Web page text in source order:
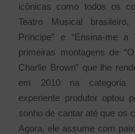
icônicas como todos os
Teatro Musical
Príncipe” e “Ensina-me
primeiras montagens de
Charlie Brown” que lhe
em 2010 na categoria
experiente produtor optou
sonho de cantar até que os
Agora, ele assume com